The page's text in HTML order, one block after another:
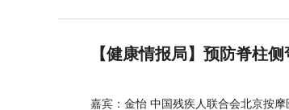
【健康情报局】预防脊柱
嘉宾：金怡 中国残疾人联合会北京按